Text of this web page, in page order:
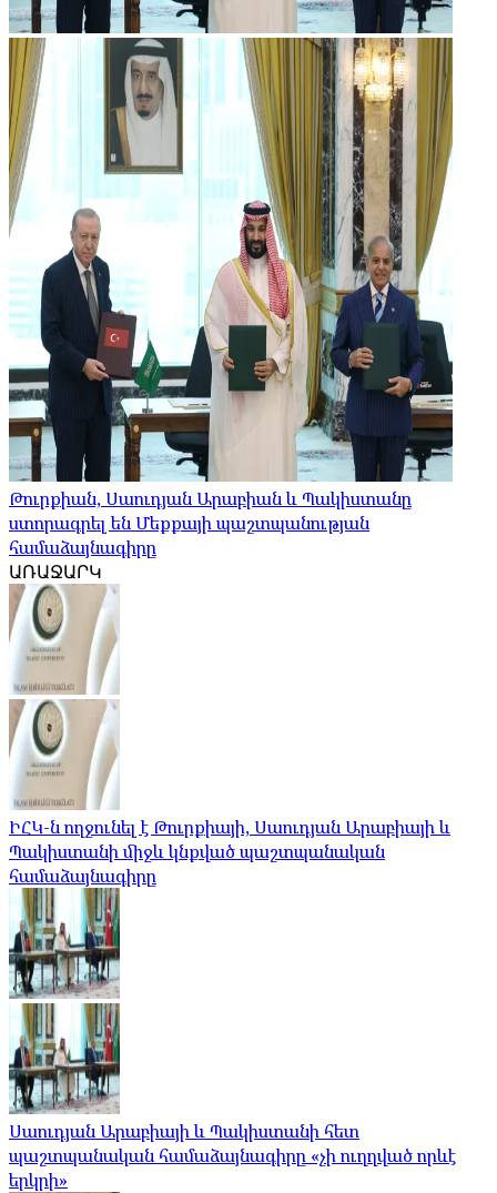
Թուրքիան, Սաուդյան Արաբիան և Պակիստանը
ստորագրել են Մեքքայի պաշտպանության
համաձայնագիրը
ԱՌԱՋԱՐԿ
ԻՀԿ-ն ողջունել է Թուրքիայի, Սաուդյան Արաբիայի և
Պակիստանի միջև կնքված պաշտպանական
համաձայնագիրը
Սաուդյան Արաբիայի և Պակիստանի հետ
պաշտպանական համաձայնագիրը «չի ուղղված որևէ
երկրի»